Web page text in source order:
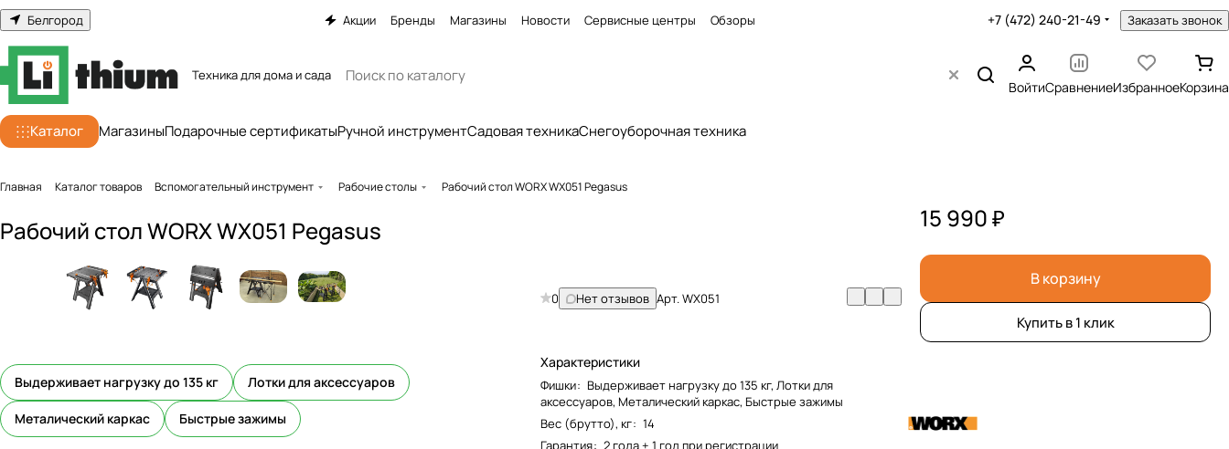
Белгород Акции Бренды Магазины Новости Сервисные центры Обзоры +7 (472) 240-21-49 Заказать звонок
Техника для дома и сада
ВойтиСравнениеИзбранноеКорзина
Каталог МагазиныПодарочные сертификатыРучной инструментСадовая техникаСнегоуборочная техника
Главная Каталог товаров Вспомогательный инструмент Рабочие столы Рабочий стол WORX WX051 Pegasus
Рабочий стол WORX WX051 Pegasus
Выдерживает нагрузку до 135 кг Лотки для аксессуаров
Металический каркас Быстрые зажимы
0 Нет отзывов Арт.WX051
Характеристики
Фишки: Выдерживает нагрузку до 135 кг, Лотки для
аксессуаров, Металический каркас, Быстрые зажимы
Вес (брутто), кг: 14
Гарантия: 2 года + 1 год при регистрации
15 990 ₽
В корзину
Купить в 1 клик